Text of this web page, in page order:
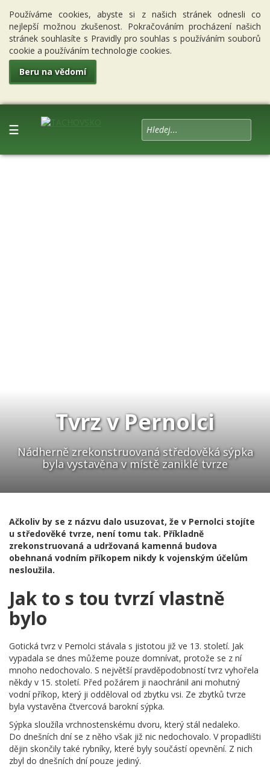
Používáme cookies, abyste si z našich stránek odnesli co
nejlepší možnou zkušenost. Pokračováním procházení našich
stránek souhlasíte s Pravidly pro souhlas s používáním souborů
cookie a používáním technologie cookies.
Beru na vědomí
☰
Tvrz v Pernolci
Nádherně zrekonstruovaná středověká sýpka
byla vystavěna v místě zaniklé tvrze
Ačkoliv by se z názvu dalo usuzovat, že v Pernolci stojíte
u středověké tvrze, není tomu tak. Příkladně
zrekonstruovaná a udržovaná kamenná budova
obehnaná vodním příkopem nikdy k vojenským účelům
nesloužila.
Jak to s tou tvrzí vlastně
bylo
Gotická tvrz v Pernolci stávala s jistotou již ve 13. století. Jak
vypadala se dnes můžeme pouze domnívat, protože se z ní
mnoho nedochovalo. S největší pravděpodobností tvrz vyhořela
někdy v 15. století. Před požárem ji naochránil ani mohutný
vodní příkop, který ji odděloval od zbytku vsi. Ze zbytků tvrze
byla vystavěna čtvercová barokní sýpka.
Sýpka sloužíla vrchnostenskému dvoru, který stál nedaleko.
Do dnešních dní se z něho však již nic nedochovalo. V propadlišti
dějin skončily také rybníky, které byly součástí opevnění. Z nich
zbyl do dnešních dní pouze jediný.